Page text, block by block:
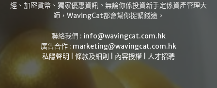
經、加密貨幣、獨家優惠資訊。無論你係投資新手定係資產管理大
師，WavingCat都會幫你捉緊錢途。
聯絡我們 : info@wavingcat.com.hk
廣告合作 : marketing@wavingcat.com.hk
私隱聲明
條款及細則 內容授權 人才招聘